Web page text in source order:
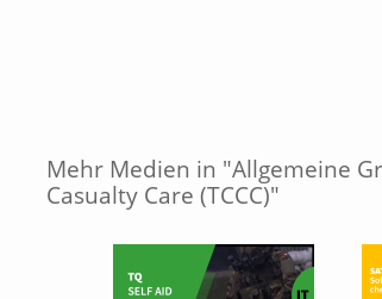
Mehr Medien in "Allgemeine
Casualty Care (TCCC)"